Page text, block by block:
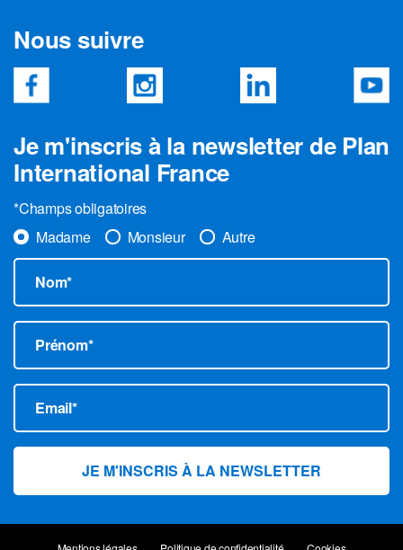
Nous suivre
Je m'inscris à la newsletter de Plan
International France
*Champs obligatoires
Madame
Monsieur Autre
Nom*
Prénom*
Email*